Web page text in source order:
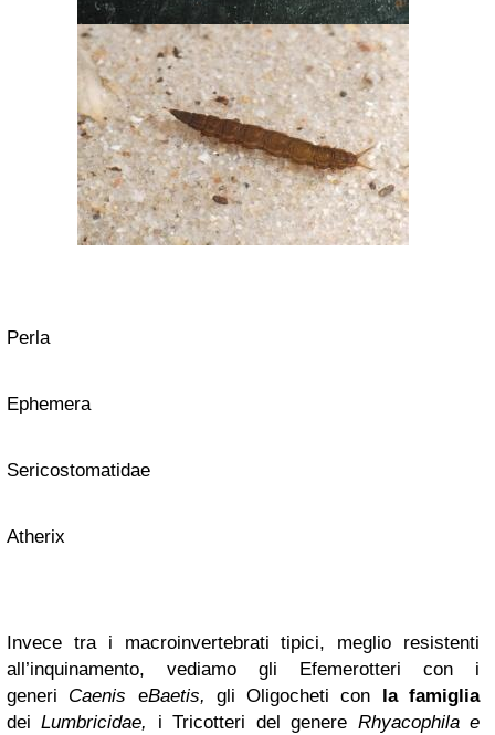
Perla
Ephemera
Sericostomatidae
Atherix
Invece tra i macroinvertebrati tipici, meglio resistenti
all’inquinamento, vediamo gli Efemerotteri con i
generi Caenis eBaetis, gli Oligocheti con la famiglia
deiLumbricidae, i Tricotteri del genere Rhyacophila e